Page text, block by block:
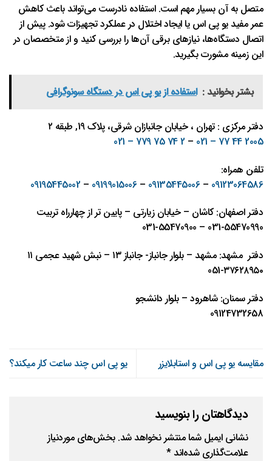
متصل به آن بسیار مهم است. استفاده نادرست می‌تواند باعث کاهش
عمر مفید یو پی اس یا ایجاد اختلال در عملکرد تجهیزات شود. پیش از
اتصال دستگاه‌ها، نیازهای برقی آن‌ها را بررسی کنید و از متخصصان در
این زمینه مشورت بگیرید.
بشتر بخوانید : استفاده از یو پی اس در دستگاه سونوگرافی
دفتر مرکزی : تهران ، خیابان جانبازان شرقی، پلاک 19, طبقه ۲
2005 44 77 – 021
–
2 74 75 779 – 021
تلفن همراه:
09123064586
–
09135445006
–
09199015006
–
09195445002
دفتر اصفهان: کاشان – خیابان زیارتی – پایین تر از چهارراه تربیت
031-55470990 – 031-55470900
دفتر مشهد: مشهد – بلوار جانباز- جانباز ١٣ – نبش شهيد عجمی ١١
٣٧٦٢٨٩٥٠-051
دفتر سمنان: شاهرود – بلوار دانشجو
09124732658
مقایسه یو پی اس و استابلایزر یو پی اس چند ساعت کار میکند؟
دیدگاهتان را بنویسید
نشانی ایمیل شما منتشر نخواهد شد. بخش‌های موردنیاز
علامت‌گذاری شده‌اند*